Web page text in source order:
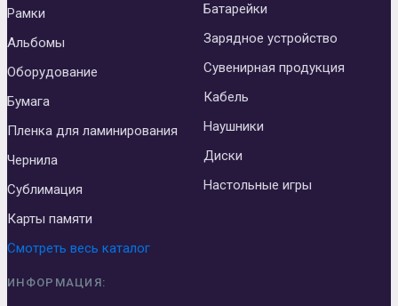
Рамки
Альбомы
Оборудование
Бумага
Пленка для ламинирования
Чернила
Сублимация
Карты памяти
Батарейки
Зарядное устройство
Сувенирная продукция
Кабель
Наушники
Диски
Настольные игры
Смотреть весь каталог
ИНФОРМАЦИЯ: